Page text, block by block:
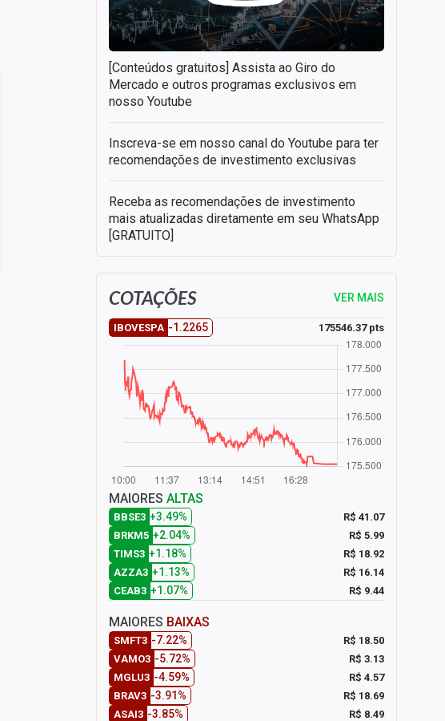
[Conteúdos gratuitos] Assista ao Giro do
Mercado e outros programas exclusivos em
nosso Youtube
Inscreva-se em nosso canal do Youtube para ter
recomendações de investimento exclusivas
Receba as recomendações de investimento
mais atualizadas diretamente em seu WhatsApp
[GRATUITO]
COTAÇÕES VER MAIS
IBOVESPA -1.2265 175546.37 pts
MAIORES ALTAS
BBSE3 +3.49%
R$ 41.07
BRKM5 +2.04%
R$ 5.99
TIMS3 +1.18%
R$ 18.92
AZZA3 +1.13%
R$ 16.14
CEAB3 +1.07% R$ 9.44
MAIORES BAIXAS
SMFT3 -7.22%
R$ 18.50
VAMO3 -5.72%
R$ 3.13
MGLU3 -4.59%
R$ 4.57
BRAV3 -3.91%
R$ 18.69
ASAI3 -3.85% R$ 8.49